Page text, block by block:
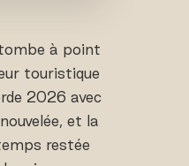
à point
touristique
2026 avec
et la
restée